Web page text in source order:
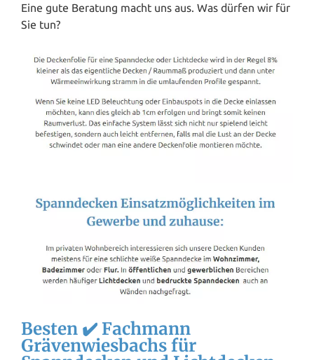
Eine gute Beratung macht uns aus. Was dürfen wir für
Sie tun?
Besten ✔️ Fachmann
Grävenwiesbachs für